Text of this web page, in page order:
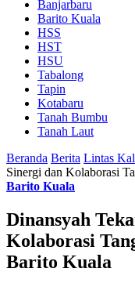
Banjarbaru
Barito Kuala
HSS
HST
HSU
Tabalong
Tapin
Kotabaru
Tanah Bumbu
Tanah Laut
Beranda Berita Lintas
Sinergi dan Kolaborasi
Barito Kuala
Dinansyah
Kolaborasi
Barito Kuala